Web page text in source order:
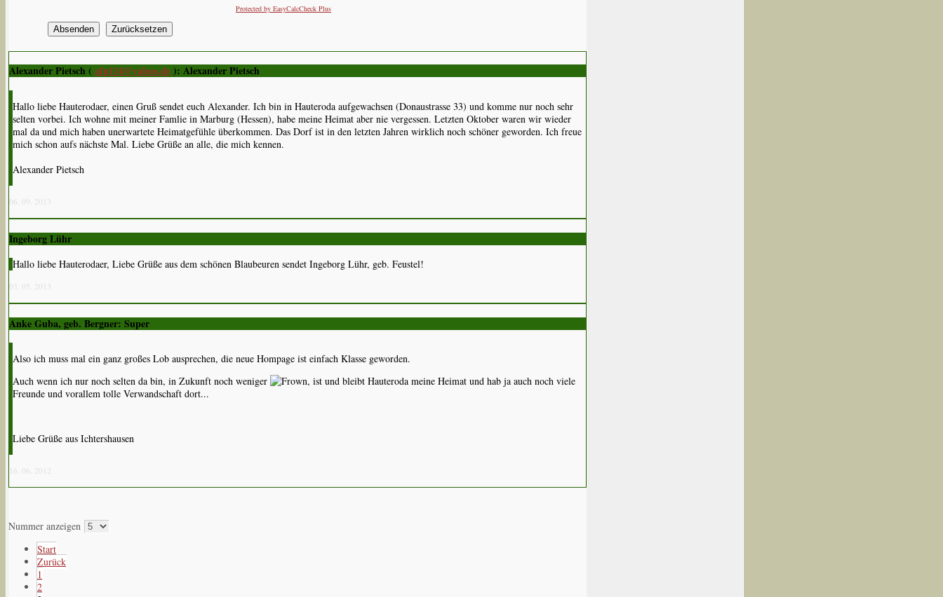
Protected by EasyCalcCheck Plus
Alexander Pietsch ( afp114@yahoo.de): Alexander Pietsch
Hallo liebe Hauterodaer, einen Gruß sendet euch Alexander. Ich bin in Hauteroda aufgewachsen (Donaustrasse 33) und komme nur noch sehr
selten vorbei. Ich wohne mit meiner Famlie in Marburg (Hessen), habe meine Heimat aber nie vergessen. Letzten Oktober waren wir wieder
mal da und mich haben unerwartete Heimatgefühle überkommen. Das Dorf ist in den letzten Jahren wirklich noch schöner geworden. Ich freue
mich schon aufs nächste Mal. Liebe Grüße an alle, die mich kennen.
Alexander Pietsch
06. 09. 2013
Ingeborg Lühr
Hallo liebe Hauterodaer, Liebe Grüße aus dem schönen Blaubeuren sendet Ingeborg Lühr, geb. Feustel!
03. 05. 2013
Anke Guba, geb. Bergner: Super
Also ich muss mal ein ganz großes Lob ausprechen, die neue Hompage ist einfach Klasse geworden.
Auch wenn ich nur noch selten da bin, in Zukunft noch weniger
, ist und bleibt Hauteroda meine Heimat und hab ja auch noch viele
Freunde und vorallem tolle Verwandschaft dort...
Liebe Grüße aus Ichtershausen
16. 06. 2012
Nummer anzeigen
Start
Zurück
1
2